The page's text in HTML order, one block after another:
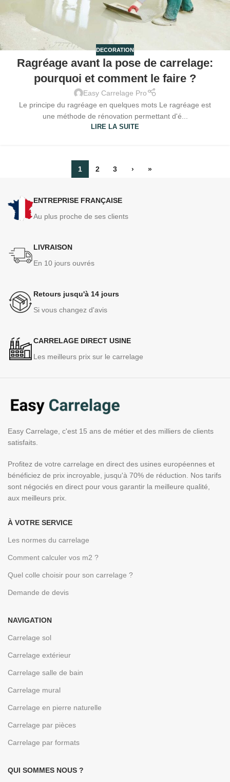
DECORATION
Ragréage avant la pose de carrelage:
pourquoi et comment le faire ?
Easy Carrelage Pro
Le principe du ragréage en quelques mots Le ragréage est
une méthode de rénovation permettant d'é...
LIRE LA SUITE
1 2 3 › »
ENTREPRISE FRANÇAISE
Au plus proche de ses clients
LIVRAISON
En 10 jours ouvrés
Retours jusqu'à 14 jours
Si vous changez d'avis
CARRELAGE DIRECT USINE
Les meilleurs prix sur le carrelage
Easy Carrelage, c'est 15 ans de métier et des milliers de clients
satisfaits.
Profitez de votre carrelage en direct des usines européennes et
bénéficiez de prix incroyable, jusqu'à 70% de réduction. Nos tarifs
sont négociés en direct pour vous garantir la meilleure qualité,
aux meilleurs prix.
À VOTRE SERVICE
Les normes du carrelage
Comment calculer vos m2 ?
Quel colle choisir pour son carrelage ?
Demande de devis
NAVIGATION
Carrelage sol
Carrelage extérieur
Carrelage salle de bain
Carrelage mural
Carrelage en pierre naturelle
Carrelage par pièces
Carrelage par formats
QUI SOMMES NOUS ?